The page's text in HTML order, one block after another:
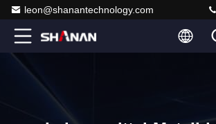
leon@shanantechnology.com